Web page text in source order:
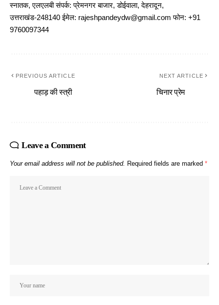
स्नातक, एलएलबी संपर्क: प्रेमनगर बाजार, डोईवाला, देहरादून,
उत्तराखंड-248140 ईमेल: rajeshpandeydw@gmail.com फोन: +91
9760097344
PREVIOUS ARTICLE
पहाड़ की स्त्री
NEXT ARTICLE
चिनार प्रेम
Leave a Comment
Your email address will not be published. Required fields are marked *